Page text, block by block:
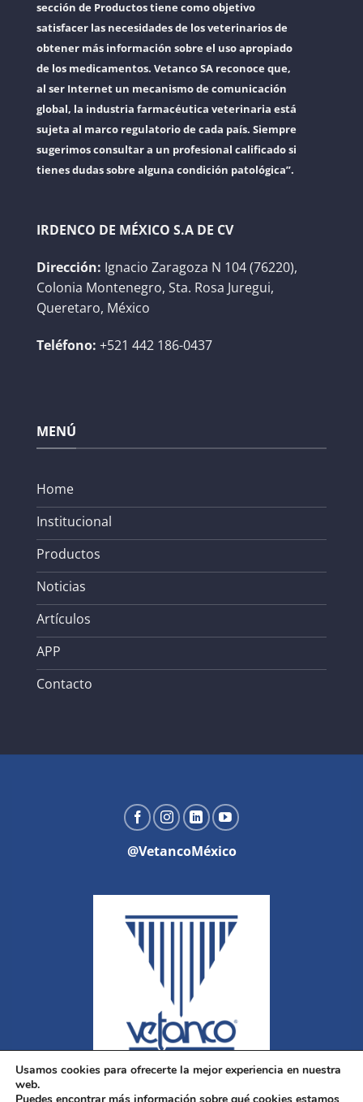
sección de Productos tiene como objetivo
satisfacer las necesidades de los veterinarios de
obtener más información sobre el uso apropiado
de los medicamentos. Vetanco SA reconoce que,
al ser Internet un mecanismo de comunicación
global, la industria farmacéutica veterinaria está
sujeta al marco regulatorio de cada país. Siempre
sugerimos consultar a un profesional calificado si
tienes dudas sobre alguna condición patológica”.
IRDENCO DE MÉXICO S.A DE CV
Dirección: Ignacio Zaragoza N 104 (76220),
Colonia Montenegro, Sta. Rosa Juregui,
Queretaro, México
Teléfono: +521 442 186-0437
MENÚ
Home
Institucional
Productos
Noticias
Artículos
APP
Contacto
@VetancoMéxico
Usamos cookies para ofrecerte la mejor experiencia en nuestra
web.